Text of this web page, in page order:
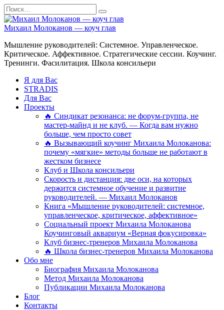
Перейти
к
содержанию
Search
for:
Михаил Молоканов — коуч глав
Мышление руководителей: Системное. Управленческое.
Критическое. Аффективное. Стратегические сессии. Коучинг.
Тренинги. Фасилитация. Школа консильери
Я для Вас
STRADIS
Для Вас
Проекты
🔥 Синдикат резонанса: не форум-группа, не
мастер-майнд и не клуб. — Когда вам нужно
больше, чем просто совет
🔥 Вызывающий коучинг Михаила Молоканова:
почему «мягкие» методы больше не работают в
жестком бизнесе
Клуб и Школа консильери
Скорость и дистанция: две оси, на которых
держится системное обучение и развитие
руководителей. — Михаил Молоканов
Книга «Мышление руководителей: системное,
управленческое, критическое, аффективное»
Социальный проект Михаила Молоканова
Коучинговый аквариум «Верная фокусировка»
Клуб бизнес-тренеров Михаила Молоканова
🔥 Школа бизнес-тренеров Михаила Молоканова
Обо мне
Биография Михаила Молоканова
Метод Михаила Молоканова
Публикации Михаила Молоканова
Блог
Контакты